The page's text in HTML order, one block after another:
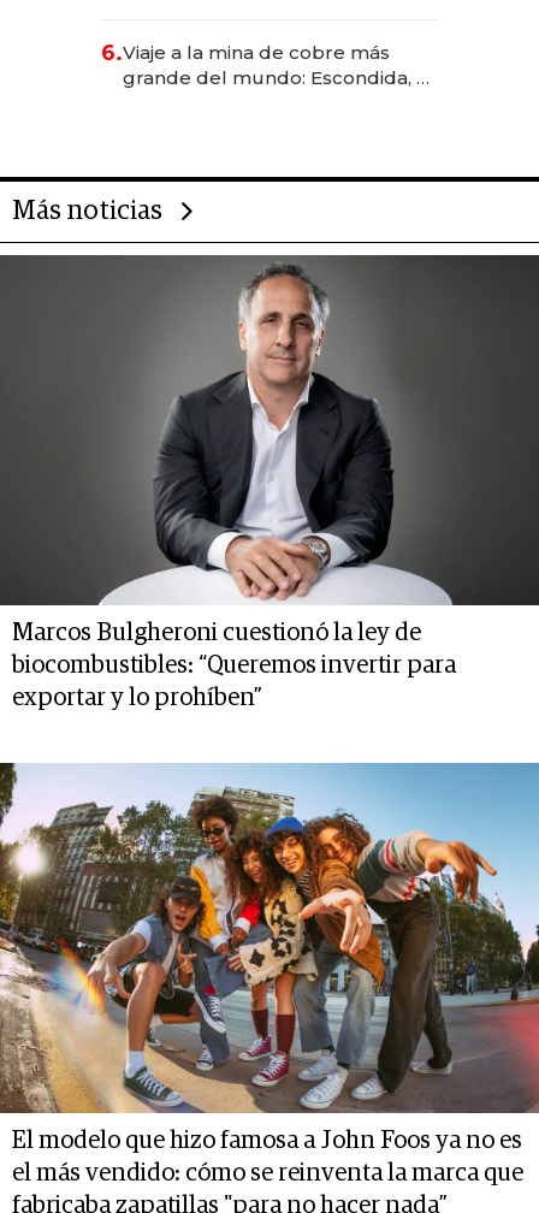
6.Viaje a la mina de cobre más
grande del mundo: Escondida, el
Más noticias
Marcos Bulgheroni cuestionó la ley de
biocombustibles: “Queremos invertir para
exportar y lo prohíben”
El modelo que hizo famosa a John Foos ya no es
el más vendido: cómo se reinventa la marca que
fabricaba zapatillas "para no hacer nada”